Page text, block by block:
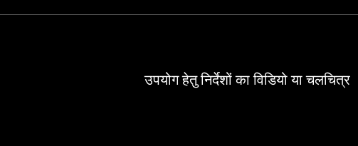
उपयोग हेतु निर्देशों का विडियो या चलचित्र